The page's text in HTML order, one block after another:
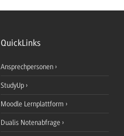
QuickLinks
Ansprechpersonen
StudyUp
Moodle Lernplattform
Dualis Notenabfrage